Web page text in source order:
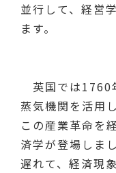
並行して、経営
ます。
英国では1760
蒸気機関を活用
この産業革命を
済学が登場しま
遅れて、経済現